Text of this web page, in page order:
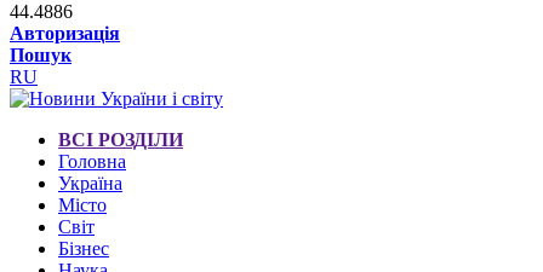
44.4886
Авторизація
Пошук
RU
ВСІ РОЗДІЛИ
Головна
Україна
Місто
Світ
Бізнес